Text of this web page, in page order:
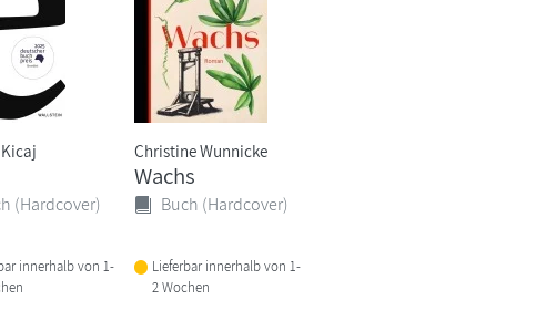
(Hardcover)
innerhalb von 1-
Christine Wunnicke
Wachs
Buch (Hardcover)
Lieferbar innerhalb von 1-
2 Wochen